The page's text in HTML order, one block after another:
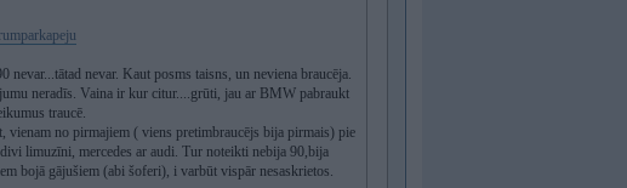
nevar. Kaut posms taisns, un neviena braucēja.
neradīs. Vaina ir kur citur....grūti, jau ar BMW pabraukt
traucē.
vienam no pirmajiem ( viens pretimbraucējs bija pirmais) pie
limuzīni, mercedes ar audi. Tur noteikti nebija 90,bija
bojā gājušiem (abi šoferi), i varbūt vispār nesaskrietos.